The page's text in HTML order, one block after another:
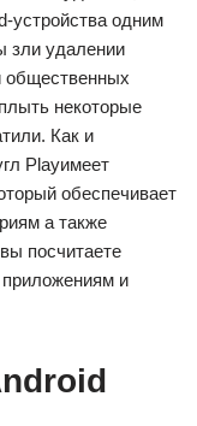
устройства одним
зли удалении
общественных
некоторые
Как и
Playимеет
обеспечивает
а также
посчитаете
и